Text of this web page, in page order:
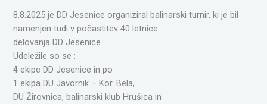
8.8.2025 je DD Jesenice organiziral balinarski turnir, ki je bil
namenjen tudi v počastitev 40 letnice
delovanja DD Jesenice.
Udeležile so se :
4 ekipe DD Jesenice in po
1 ekipa DU Javornik – Kor. Bela,
DU Žirovnica, balinarski klub Hrušica in